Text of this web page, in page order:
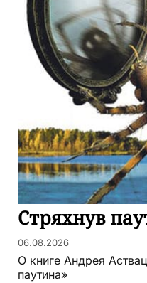
Стряхнув
06.08.2026
О книге Андрея
паутина»